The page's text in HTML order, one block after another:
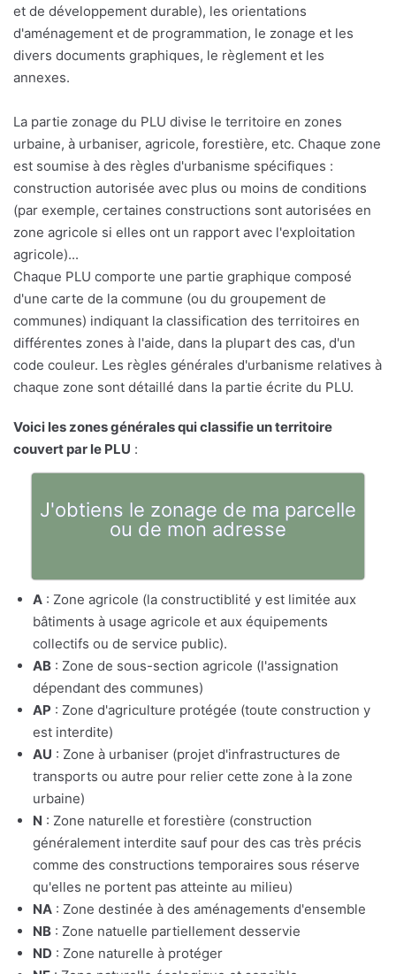
et de développement durable), les orientations
d'aménagement et de programmation, le zonage et les
divers documents graphiques, le règlement et les
annexes.
La partie zonage du PLU divise le territoire en zones
urbaine, à urbaniser, agricole, forestière, etc. Chaque zone
est soumise à des règles d'urbanisme spécifiques :
construction autorisée avec plus ou moins de conditions
(par exemple, certaines constructions sont autorisées en
zone agricole si elles ont un rapport avec l'exploitation
agricole)...
Chaque PLU comporte une partie graphique composé
d'une carte de la commune (ou du groupement de
communes) indiquant la classification des territoires en
différentes zones à l'aide, dans la plupart des cas, d'un
code couleur. Les règles générales d'urbanisme relatives à
chaque zone sont détaillé dans la partie écrite du PLU.
Voici les zones générales qui classifie un territoire
couvert par le PLU :
J'obtiens le zonage de ma parcelle
ou de mon adresse
A : Zone agricole (la constructiblité y est limitée aux
bâtiments à usage agricole et aux équipements
collectifs ou de service public).
AB : Zone de sous-section agricole (l'assignation
dépendant des communes)
AP : Zone d'agriculture protégée (toute construction y
est interdite)
AU : Zone à urbaniser (projet d'infrastructures de
transports ou autre pour relier cette zone à la zone
urbaine)
N : Zone naturelle et forestière (construction
généralement interdite sauf pour des cas très précis
comme des constructions temporaires sous réserve
qu'elles ne portent pas atteinte au milieu)
NA : Zone destinée à des aménagements d'ensemble
NB : Zone natuelle partiellement desservie
ND : Zone naturelle à protéger